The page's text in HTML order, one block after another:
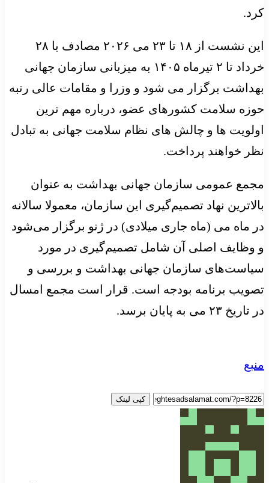
کرد.
این نشست از ۱۸ تا ۲۳ می ۲۰۲۶ مصادف با ۲۸
خرداد تا ۲ تیرماه ۱۴۰۵ به میزبانی سازمان جهانی
بهداشت برگزار می شود و وزرا و مقامات عالی رتبه
حوزه سلامت کشورهای عضو، درباره مهم ترین
اولویت ها و چالش های نظام سلامت جهانی به تبادل
نظر خواهند پرداخت.
مجمع عمومی سازمان جهانی بهداشت به عنوان
بالاترین نهاد تصمیم‌گیری این سازمان، معمولا سالانه
در ماه می (ماه جاری میلادی) در ژنو برگزار می‌شود
و وظایف اصلی آن شامل تصمیم‌گیری در مورد
سیاست‌های سازمان جهانی بهداشت و بررسی و
تصویب برنامه بودجه است. قرار است مجمع امسال
در تاریخ ۲۳ می به پایان برسد.
منبع
کپی لینک